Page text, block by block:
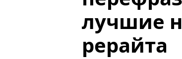
лучшие
рерайта